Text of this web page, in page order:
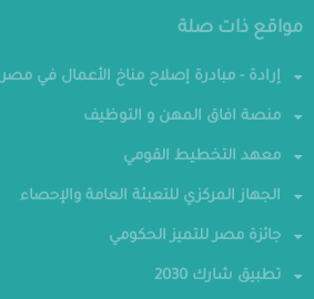
مواقع ذات صلة
إرادة - مبادرة إصلاح مناخ الأعمال في مصر
منصة افاق المهن و التوظيف
معهد التخطيط القومي
الجهاز المركزي للتعبئة العامة والإحصاء
جائزة مصر للتميز الحكومي
تطبيق شارك 2030